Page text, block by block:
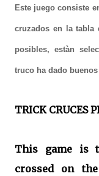
Este juego consiste
cruzados en la tabla
posibles, estàn
truco ha dado
TRICK CRUCES
This game is
crossed on